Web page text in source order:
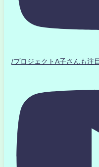
/プロジェクトA子さんも